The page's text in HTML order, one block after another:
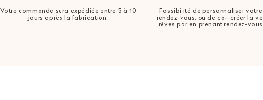
Votre commande sera expédiée entre 5 à 10
jours après la fabrication.
Possibilité de personnaliser
rendez-vous, ou de co- créer la
rêves par en prenant rendez-